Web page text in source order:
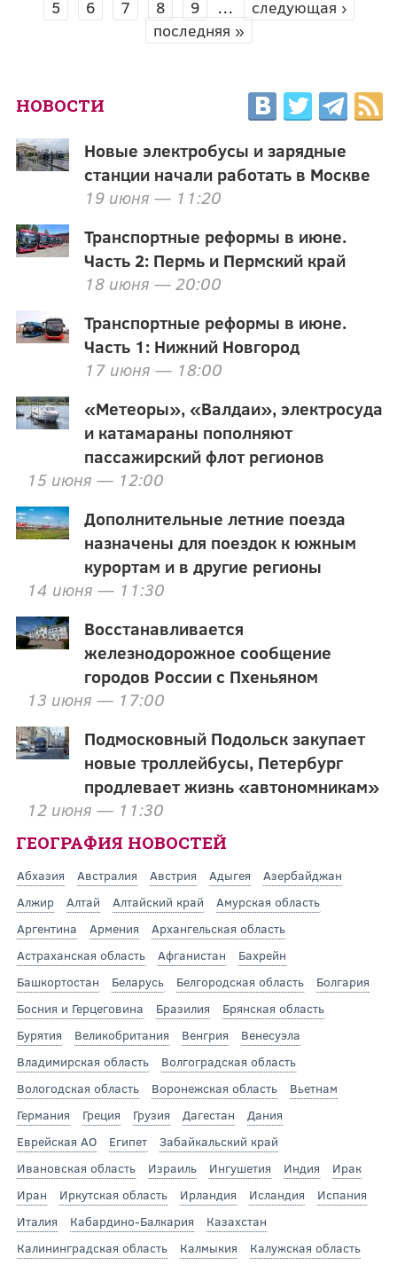
5 6 7 8 9 …
следующая ›
последняя »
НОВОСТИ
Новые электробусы и зарядные
станции начали работать в Москве
19 июня — 11:20
Транспортные реформы в июне.
Часть 2: Пермь и Пермский край
18 июня — 20:00
Транспортные реформы в июне.
Часть 1: Нижний Новгород
17 июня — 18:00
«Метеоры», «Валдаи», электросуда
и катамараны пополняют
пассажирский флот регионов
15 июня — 12:00
Дополнительные летние поезда
назначены для поездок к южным
курортам и в другие регионы
14 июня — 11:30
Восстанавливается
железнодорожное сообщение
городов России с Пхеньяном
13 июня — 17:00
Подмосковный Подольск закупает
новые троллейбусы, Петербург
продлевает жизнь «автономникам»
12 июня — 11:30
ГЕОГРАФИЯ НОВОСТЕЙ
Абхазия Австралия Австрия Адыгея
Азербайджан
Алжир
Алтай Алтайский край
Амурская область
Аргентина
Армения
Архангельская область
Астраханская область
Афганистан
Бахрейн
Башкортостан
Беларусь Белгородская область
Болгария
Босния и Герцеговина
Бразилия
Брянская область
Бурятия
Великобритания Венгрия
Венесуэла
Владимирская область
Волгоградская область
Вологодская область
Воронежская область
Вьетнам
Германия
Греция Грузия Дагестан
Дания
Еврейская АО
Египет
Забайкальский край
Ивановская область
Израиль Ингушетия Индия
Ирак
Иран
Иркутская область Ирландия Исландия
Испания
Италия
Кабардино-Балкария
Казахстан
Калининградская область
Калмыкия
Калужская область